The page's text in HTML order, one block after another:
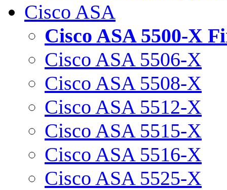
Cisco ASA
Cisco ASA 5500-X
Cisco ASA 5506-X
Cisco ASA 5508-X
Cisco ASA 5512-X
Cisco ASA 5515-X
Cisco ASA 5516-X
Cisco ASA 5525-X